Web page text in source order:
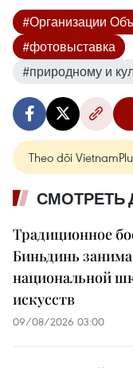
#Организации
#фотовыставка
#природному и
Theo dõi
СМОТРЕТЬ
Традиционное
Биньдинь
национальной
искусств
09/08/2026 03:00